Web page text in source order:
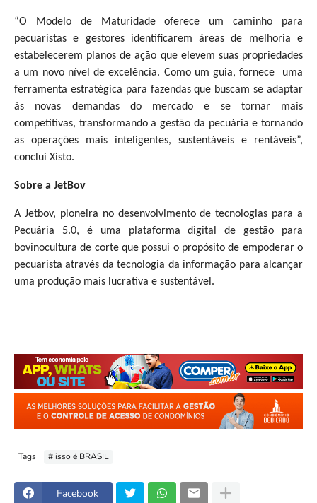
“O Modelo de Maturidade oferece um caminho para
pecuaristas e gestores identificarem áreas de melhoria e
estabelecerem planos de ação que elevem suas propriedades
a um novo nível de excelência. Como um guia, fornece uma
ferramenta estratégica para fazendas que buscam se adaptar
às novas demandas do mercado e se tornar mais
competitivas, transformando a gestão da pecuária e tornando
as operações mais inteligentes, sustentáveis e rentáveis”,
conclui Xisto.
Sobre a JetBov
A Jetbov, pioneira no desenvolvimento de tecnologias para a
Pecuária 5.0, é uma plataforma digital de gestão para
bovinocultura de corte que possui o propósito de empoderar o
pecuarista através da tecnologia da informação para alcançar
uma produção mais lucrativa e sustentável.
Tags # isso é BRASIL
Facebook